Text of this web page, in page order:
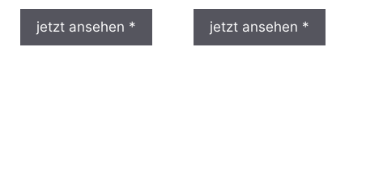
jetzt ansehen * jetzt ansehen *